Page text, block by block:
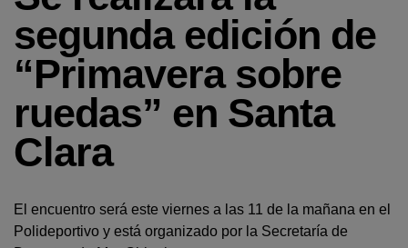
segunda edición de
“Primavera sobre
ruedas” en Santa
Clara
El encuentro será este viernes a las 11 de la mañana en el
Polideportivo y está organizado por la Secretaría de